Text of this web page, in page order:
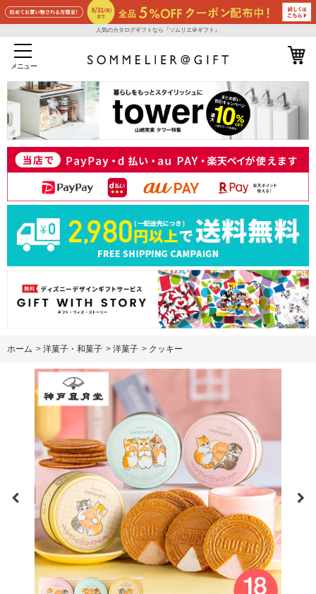
人気のカタログギフトなら『ソムリエ＠ギフト』
メニュー
ホーム > 洋菓子・和菓子 > 洋菓子 > クッキー